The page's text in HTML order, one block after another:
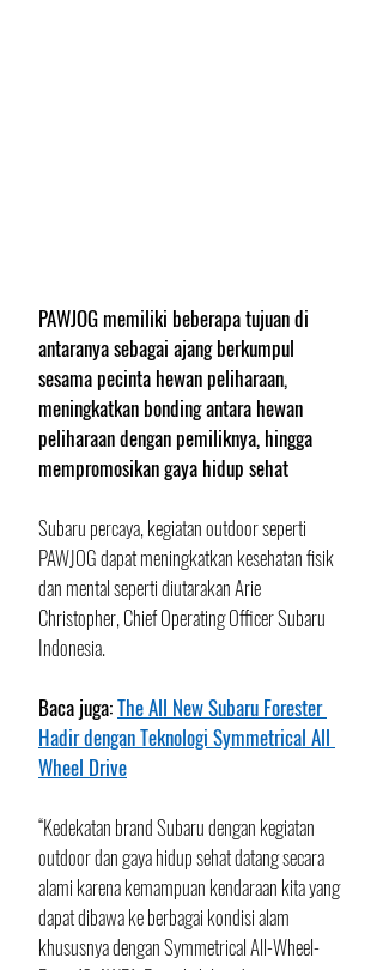
PAWJOG memiliki beberapa tujuan di
antaranya sebagai ajang berkumpul
sesama pecinta hewan peliharaan,
meningkatkan bonding antara hewan
peliharaan dengan pemiliknya, hingga
mempromosikan gaya hidup sehat
Subaru percaya, kegiatan outdoor seperti
PAWJOG dapat meningkatkan kesehatan fisik
dan mental seperti diutarakan Arie
Christopher, Chief Operating Officer Subaru
Indonesia.
Baca juga: The All New Subaru Forester
Hadir dengan Teknologi Symmetrical All
Wheel Drive
“Kedekatan brand Subaru dengan kegiatan
outdoor dan gaya hidup sehat datang secara
alami karena kemampuan kendaraan kita yang
dapat dibawa ke berbagai kondisi alam
khususnya dengan Symmetrical All-Wheel-